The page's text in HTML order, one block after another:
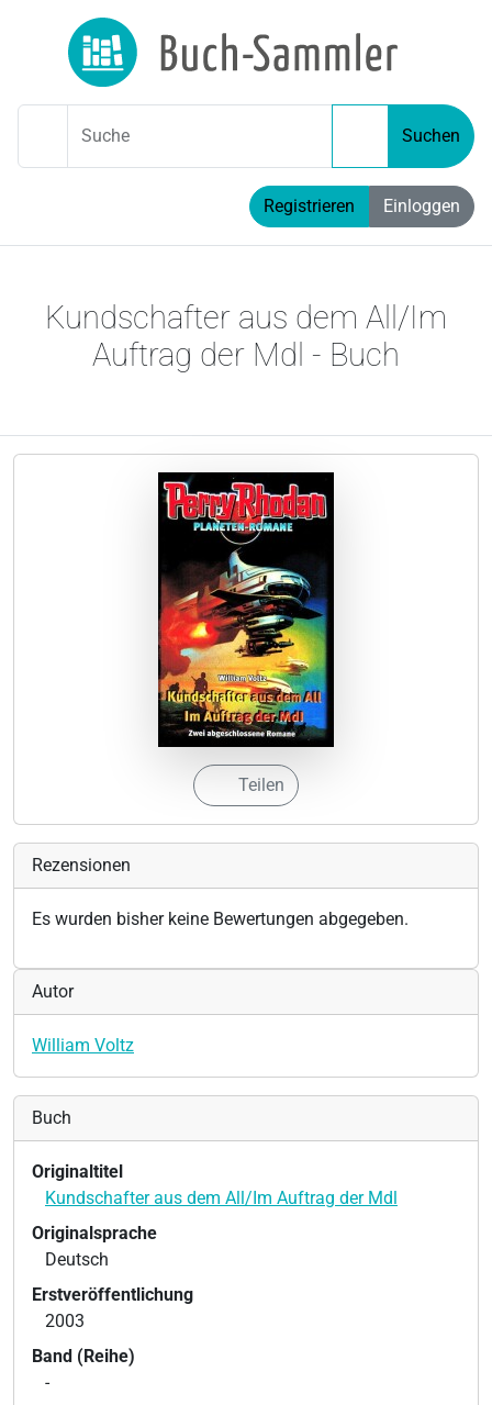
Suche Suchen
Registrieren Einloggen
Kundschafter aus dem All/Im
Auftrag der Mdl - Buch
Teilen
Rezensionen
Es wurden bisher keine Bewertungen abgegeben.
Autor
William Voltz
Buch
Originaltitel
Kundschafter aus dem All/Im Auftrag der Mdl
Originalsprache
Deutsch
Erstveröffentlichung
2003
Band (Reihe)
-